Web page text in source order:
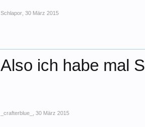
Schlapor 30 März 2015
Also ich habe mal
_crafterblue_ 30 März 2015